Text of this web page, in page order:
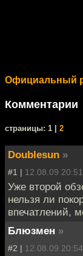
Официальный
Комментарии
cтраницы: 1 | 2
Doublesun »
#1 | 12.08.09 20:51
Уже второй
нельзя ли
впечатлений,
Блюзмен »
#2 | 12.08.09 20:54